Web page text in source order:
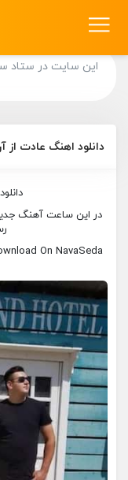
این سایت در ستاد
دانلود اهنگ عادت از
در این ساعت آهنگ
On NavaSeda